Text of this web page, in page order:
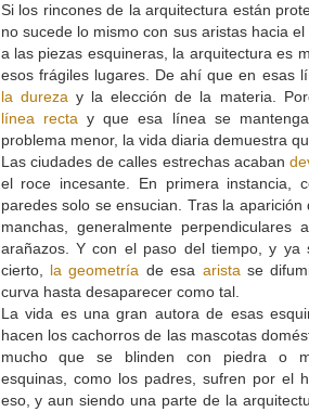
Si los rincones de la arquitectura están
no sucede lo mismo con sus aristas hacia
a las piezas esquineras, la arquitectura es
esos frágiles lugares. De ahí que en esas
la dureza y la elección de la materia.
línea recta y que esa línea se
problema menor, la vida diaria demuestra
Las ciudades de calles estrechas acaban
el roce incesante. En primera instancia,
paredes solo se ensucian. Tras la
manchas, generalmente
arañazos. Y con el paso del tiempo, y ya
cierto, la geometría de esa arista se
curva hasta desaparecer como tal.
La vida es una gran autora de esas
hacen los cachorros de las mascotas
mucho que se blinden con piedra o
esquinas, como los padres, sufren por el
eso, y aun siendo una parte de la